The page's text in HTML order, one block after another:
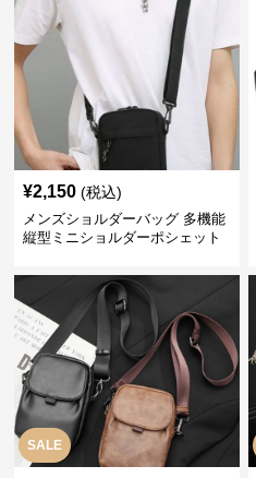
¥2,150 (税込)
メンズショルダーバッグ 多機能
縦型ミニショルダーポシェット
SALE